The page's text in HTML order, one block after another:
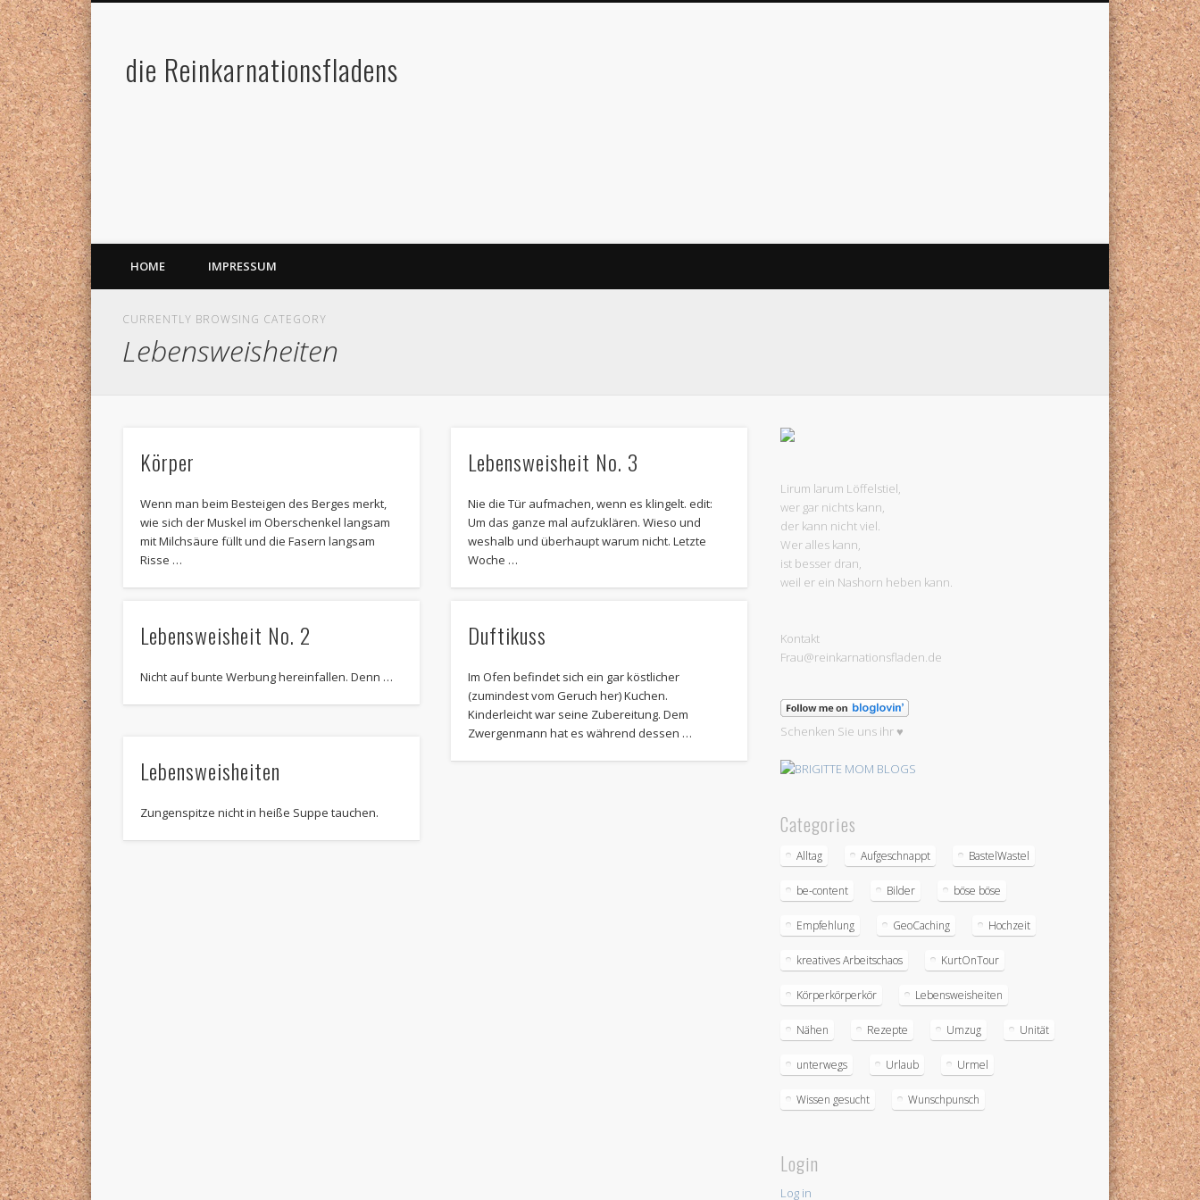
die Reinkarnationsfladens
HOME IMPRESSUM
CURRENTLY BROWSING CATEGORY
Lebensweisheiten
Körper
Wenn man beim Besteigen des Berges merkt,
wie sich der Muskel im Oberschenkel langsam
mit Milchsäure füllt und die Fasern langsam
Risse …
Lebensweisheit No. 3
Nie die Tür aufmachen, wenn es klingelt. edit:
Um das ganze mal aufzuklären. Wieso und
weshalb und überhaupt warum nicht. Letzte
Woche …
Lebensweisheit No. 2
Nicht auf bunte Werbung hereinfallen. Denn …
Duftikuss
Im Ofen befindet sich ein gar köstlicher
(zumindest vom Geruch her) Kuchen.
Kinderleicht war seine Zubereitung. Dem
Zwergenmann hat es während dessen …
Lebensweisheiten
Zungenspitze nicht in heiße Suppe tauchen.
Lirum larum Löffelstiel,
wer gar nichts kann,
der kann nicht viel.
Wer alles kann,
ist besser dran,
weil er ein Nashorn heben kann.
Kontakt
Frau@reinkarnationsfladen.de
Schenken Sie uns ihr ♥
Categories
Alltag Aufgeschnappt BastelWastel
be-content Bilder böse böse
Empfehlung GeoCaching Hochzeit
kreatives Arbeitschaos KurtOnTour
Körperkörperkör Lebensweisheiten
Nähen Rezepte Umzug Unität
unterwegs Urlaub Urmel
Wissen gesucht Wunschpunsch
Login
Log in